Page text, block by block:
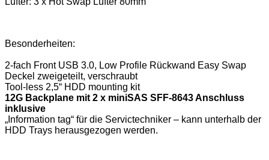
Besonderheiten:
2-fach Front USB 3.0, Low Profile Rückwand Easy Swap
Deckel zweigeteilt, verschraubt
Tool-less 2,5“ HDD mounting kit
12G Backplane mit 2 x miniSAS SFF-8643 Anschluss
inklusive
„Information tag“ für die Servictechniker – kann unterhalb der
HDD Trays herausgezogen werden.